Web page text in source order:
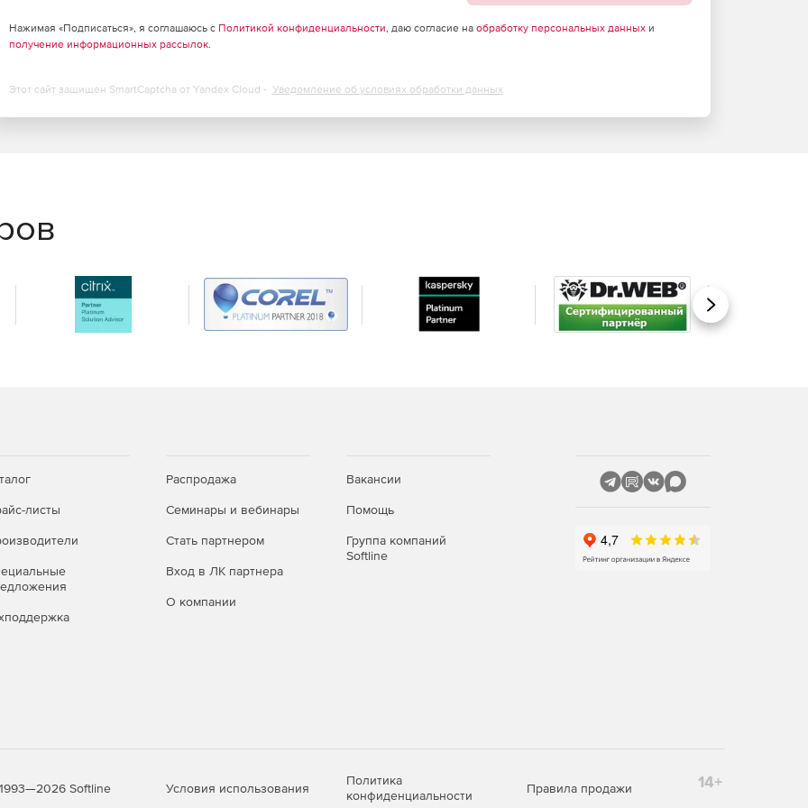
книга содержит новые узоры, которые можно
прямо в PaintShop Pro.
Нажимая «Подписаться», я соглашаюсь с Политикой конфиденциальности, даю согласие на обработку персональных данныхи
получение информационных рассылок.
Этот сайт защищен SmartCaptcha от Yandex Cloud - Уведомление об условиях обработки данных
Вперед
листы
Распродажа
Семинары и вебинары
Стать партнером
Вход в ЛК партнера
О компании
Вакансии
Помощь
Группа компаний
Softline
Softline Условия использования
Политика
конфиденциальности
Правила продажи 14+